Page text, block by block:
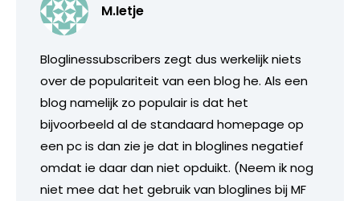
M.Ietje
Bloglinessubscribers zegt dus werkelijk niets
over de populariteit van een blog he. Als een
blog namelijk zo populair is dat het
bijvoorbeeld al de standaard homepage op
een pc is dan zie je dat in bloglines negatief
omdat ie daar dan niet opduikt. (Neem ik nog
niet mee dat het gebruik van bloglines bij MF